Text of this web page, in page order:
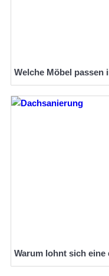
Welche Möbel passen
Warum lohnt sich